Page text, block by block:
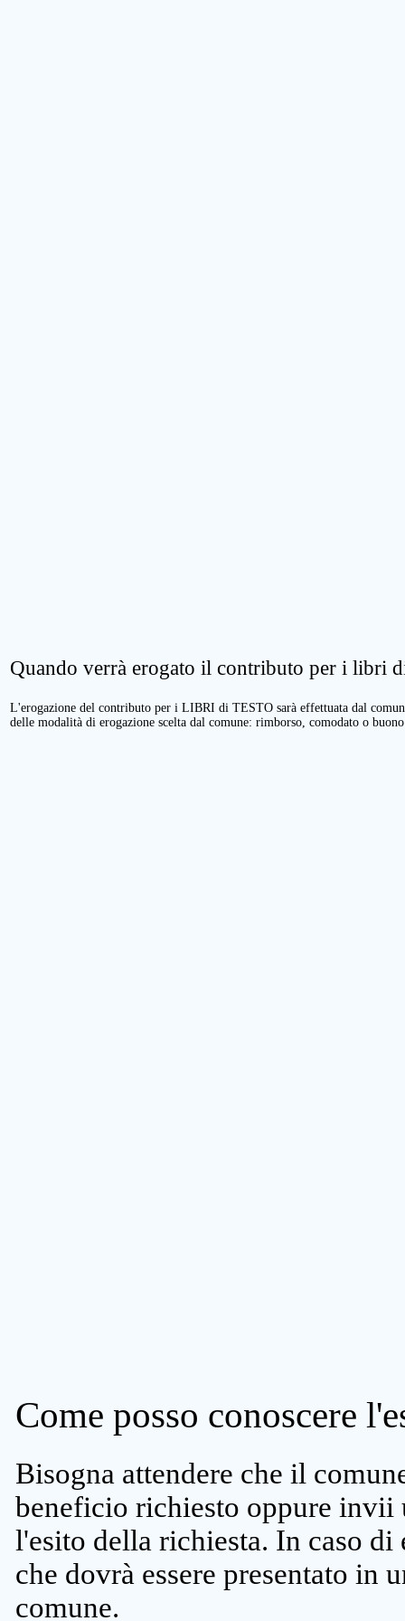
Quando verrà erogato il contributo per i libri
L'erogazione del contributo per i LIBRI di TESTO sarà effettuata dal
delle modalità di erogazione scelta dal comune: rimborso, comodato o
Come posso conoscere
Bisogna attendere che il
beneficio richiesto oppure invii
l'esito della richiesta. In caso
che dovrà essere presentato in
comune.